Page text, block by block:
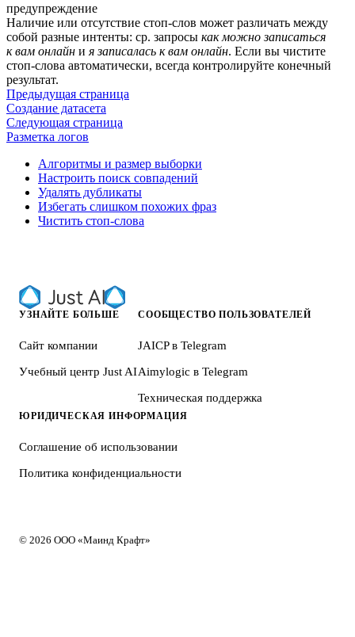
предупреждение
Наличие или отсутствие стоп-слов может различать между
собой разные интенты: ср. запросы как можно записаться
к вам онлайн и я записалась к вам онлайн. Если вы чистите
стоп-слова автоматически, всегда контролируйте конечный
результат.
Предыдущая страница
Создание датасета
Следующая страница
Разметка логов
Алгоритмы и размер выборки
Настроить поиск совпадений
Удалять дубликаты
Избегать слишком похожих фраз
Чистить стоп-слова
УЗНАЙТЕ БОЛЬШЕ
Сайт компании
Учебный центр Just AI
СООБЩЕСТВО ПОЛЬЗОВАТЕЛЕЙ
JAICP в Telegram
Aimylogic в Telegram
Техническая поддержка
ЮРИДИЧЕСКАЯ ИНФОРМАЦИЯ
Соглашение об использовании
Политика конфиденциальности
© 2026 ООО «Маинд Крафт»